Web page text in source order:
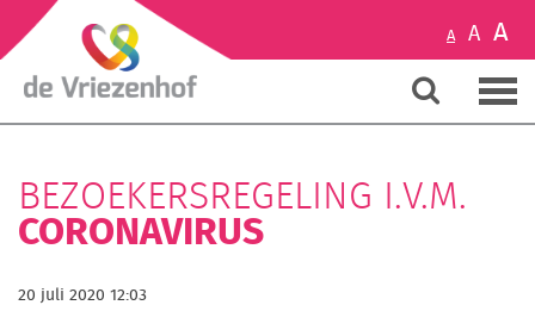
A A A
BEZOEKERSREGELING I.V.M.
CORONAVIRUS
20 juli 2020 12:03